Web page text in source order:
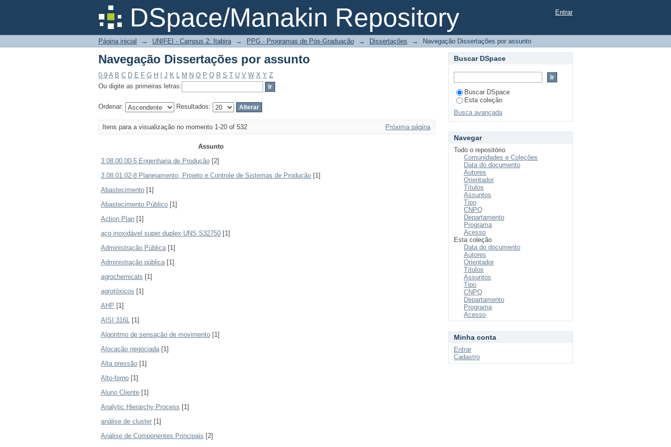
DSpace/Manakin Repository
Navegação Dissertações por assunto Entrar
Página inicial → UNIFEI - Campus 2: Itabira → PPG - Programas de Pós-Graduação → Dissertações → Navegação Dissertações por assunto
Navegação Dissertações por assunto
0-9 A B C D E F G H J K L M N O P Q R S T U V W X Y Z
Ou digite as primeiras letras:
Ordenar: Resultados:
Itens para a visualização no momento 1-20 of 532 Próxima página
Assunto
3.08.00.00-5 Engenharia de Produção [2]
3.08.01.02-8 Planejamento, Projeto e Controle de Sistemas de Produção [1]
Abastecimento [1]
Abastecimento Público [1]
Action Plan [1]
aço inoxidável super duplex UNS S32750 [1]
Administração Pública[1]
Administração pública[1]
agrochemicals [1]
agrotóxicos [1]
AHP [1]
AISI 316L [1]
Algoritmo de sensação de movimento [1]
Alocação negociada[1]
Alta pressão [1]
Alto-forno [1]
Aluno Cliente [1]
Analytic Hierarchy Process [1]
análise de cluster [1]
Análise de Componentes Principais [2]
Buscar DSpace
Buscar DSpace
Esta coleção
Busca avançada
Navegar
Todo o repositório
Comunidades e Coleções
Data do documento
Autores
Orientador
Títulos
Assuntos
Tipo
CNPQ
Departamento
Programa
Acesso
Esta coleção
Data do documento
Autores
Orientador
Títulos
Assuntos
Tipo
CNPQ
Departamento
Programa
Acesso
Minha conta
Entrar
Cadastro